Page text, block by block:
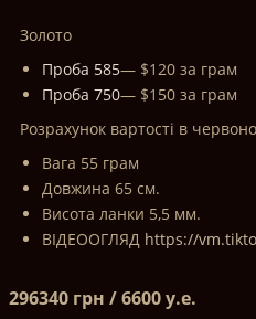
Золото
Проба 585— $120 за грам
Проба 750— $150 за грам
Розрахунок вартості в
Вага 55 грам
Довжина 65 см.
Висота ланки 5,5 мм.
ВІДЕООГЛЯД https://
296340 грн / 6600 у.е.